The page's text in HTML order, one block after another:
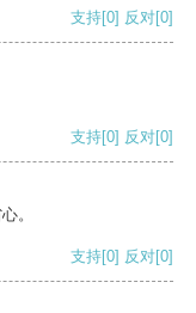
支持[0] 反对[0]
支持[0] 反对[0]
。
支持[0] 反对[0]